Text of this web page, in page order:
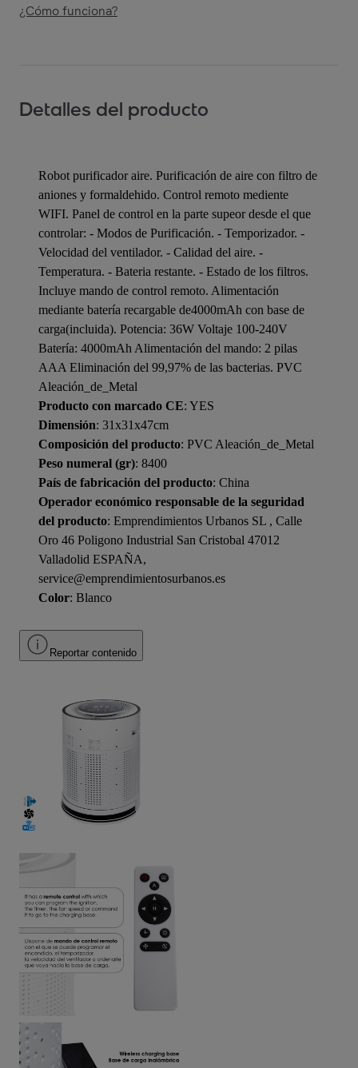
¿Cómo funciona?
Detalles del producto
Robot purificador aire. Purificación de aire con filtro de
aniones y formaldehido. Control remoto mediente
WIFI. Panel de control en la parte supeor desde el que
controlar: - Modos de Purificación. - Temporizador. -
Velocidad del ventilador. - Calidad del aire. -
Temperatura. - Bateria restante. - Estado de los filtros.
Incluye mando de control remoto. Alimentación
mediante batería recargable de4000mAh con base de
carga(incluida). Potencia: 36W Voltaje 100-240V
Batería: 4000mAh Alimentación del mando: 2 pilas
AAA Eliminación del 99,97% de las bacterias. PVC
Aleación_de_Metal
Producto con marcado CE: YES
Dimensión: 31x31x47cm
Composición del producto: PVC Aleación_de_Metal
Peso numeral (gr): 8400
País de fabricación del producto: China
Operador económico responsable de la seguridad
del producto: Emprendimientos Urbanos SL , Calle
Oro 46 Poligono Industrial San Cristobal 47012
Valladolid ESPAÑA,
service@emprendimientosurbanos.es
Color: Blanco
Reportar contenido